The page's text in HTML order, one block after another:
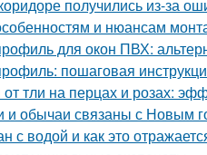
получились из-за
и нюансам
для окон ПВХ:
пошаговая
от тли на перцах и розах:
и обычаи связаны с Новым
с водой и как это